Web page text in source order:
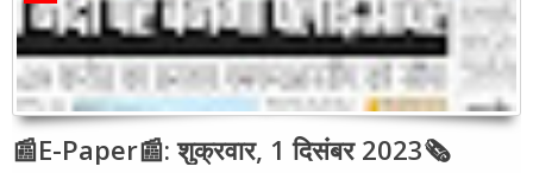
📰E-Paper📰: शुक्रवार, 1 दिसंबर 2023🗞